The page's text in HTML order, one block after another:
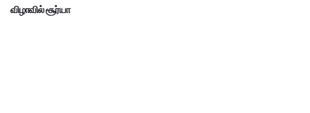
விழாவில் சூர்யா